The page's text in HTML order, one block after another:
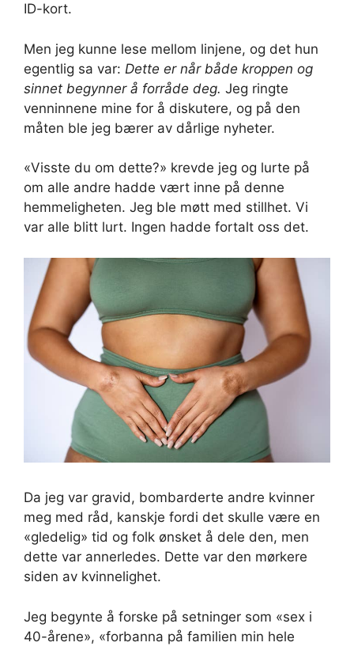
ID-kort.
Men jeg kunne lese mellom linjene, og det hun
egentlig sa var: Dette er når både kroppen og
sinnet begynner å forråde deg. Jeg ringte
venninnene mine for å diskutere, og på den
måten ble jeg bærer av dårlige nyheter.
«Visste du om dette?» krevde jeg og lurte på
om alle andre hadde vært inne på denne
hemmeligheten. Jeg ble møtt med stillhet. Vi
var alle blitt lurt. Ingen hadde fortalt oss det.
Da jeg var gravid, bombarderte andre kvinner
meg med råd, kanskje fordi det skulle være en
«gledelig» tid og folk ønsket å dele den, men
dette var annerledes. Dette var den mørkere
siden av kvinnelighet.
Jeg begynte å forske på setninger som «sex i
40-årene», «forbanna på familien min hele